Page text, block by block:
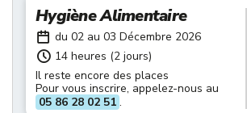
Hygiène Alimentaire
du 02 au 03 Décembre 2026
14 heures (2 jours)
Il reste encore des places
Pour vous inscrire, appelez-nous au
05 86 28 02 51 .